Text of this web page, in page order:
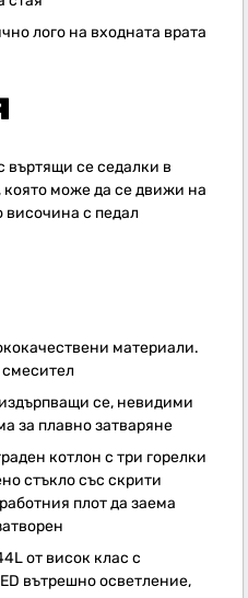
лого на входната врата
въртящи се седалки в
която може да се движи на
височина с педал
материали.
се, невидими
за плавно затваряне
котлон с три горелки
стъкло със скрити
плот да заема
от висок клас с
вътрешно осветление,